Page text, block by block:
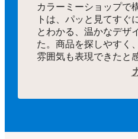
カラーミーショップで
トは、パッと見てすぐ
とわかる、温かなデザ
た。商品を探しやすく
雰囲気も表現できたと